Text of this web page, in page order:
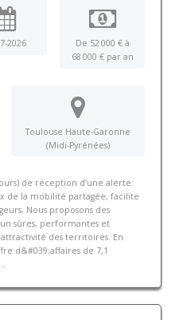
2026
De 52 000 € à
68 000 € par an
Toulouse Haute-Garonne
(Midi-Pyrénées)
de réception d’une alerte:
de la mobilité partagée, facilite
Nous proposons des
sûres, performantes et
des territoires. En
d&#039;affaires de 7,1